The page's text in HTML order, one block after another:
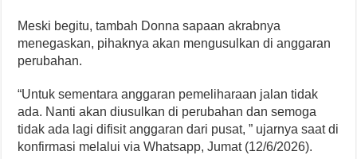
Meski begitu, tambah Donna sapaan akrabnya
menegaskan, pihaknya akan mengusulkan di anggaran
perubahan.
“Untuk sementara anggaran pemeliharaan jalan tidak
ada. Nanti akan diusulkan di perubahan dan semoga
tidak ada lagi difisit anggaran dari pusat, ” ujarnya saat di
konfirmasi melalui via Whatsapp, Jumat (12/6/2026).